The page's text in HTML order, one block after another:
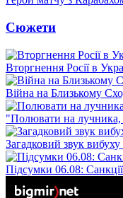
Сюжети
Вторгнення Росії в
Війна на Близькому
"Полювати на лучника,
Загадковий звук
Підсумки 06.08: